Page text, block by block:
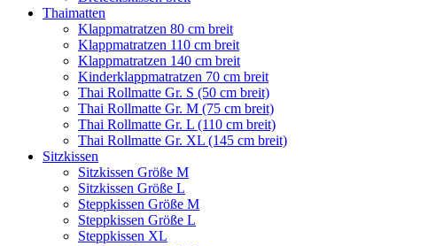
Thaimatten
Klappmatratzen 80 cm breit
Klappmatratzen 110 cm breit
Klappmatratzen 140 cm breit
Kinderklappmatratzen 70 cm breit
Thai Rollmatte Gr. S (50 cm breit)
Thai Rollmatte Gr. M (75 cm breit)
Thai Rollmatte Gr. L (110 cm breit)
Thai Rollmatte Gr. XL (145 cm breit)
Sitzkissen
Sitzkissen Größe M
Sitzkissen Größe L
Steppkissen Größe M
Steppkissen Größe L
Steppkissen XL